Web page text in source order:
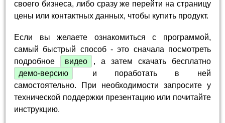
своего бизнеса, либо сразу же перейти на страницу
цены или контактных данных, чтобы купить продукт.
Если вы желаете ознакомиться с программой,
самый быстрый способ - это сначала посмотреть
подробное
видео
, а затем скачать бесплатно
демо-версию
и поработать в ней
самостоятельно. При необходимости запросите у
технической поддержки презентацию или почитайте
инструкцию.